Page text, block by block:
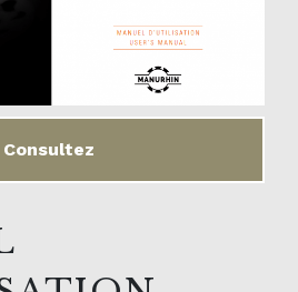
Consultez